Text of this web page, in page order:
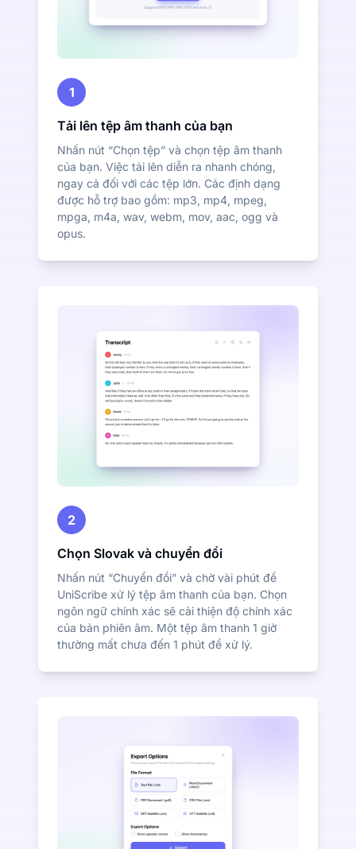
1
Tải lên tệp âm thanh của bạn
Nhấn nút “Chọn tệp” và chọn tệp âm thanh
của bạn. Việc tải lên diễn ra nhanh chóng,
ngay cả đối với các tệp lớn. Các định dạng
được hỗ trợ bao gồm: mp3, mp4, mpeg,
mpga, m4a, wav, webm, mov, aac, ogg và
opus.
2
Chọn Slovak và chuyển đổi
Nhấn nút “Chuyển đổi” và chờ vài phút để
UniScribe xử lý tệp âm thanh của bạn. Chọn
ngôn ngữ chính xác sẽ cải thiện độ chính xác
của bản phiên âm. Một tệp âm thanh 1 giờ
thường mất chưa đến 1 phút để xử lý.